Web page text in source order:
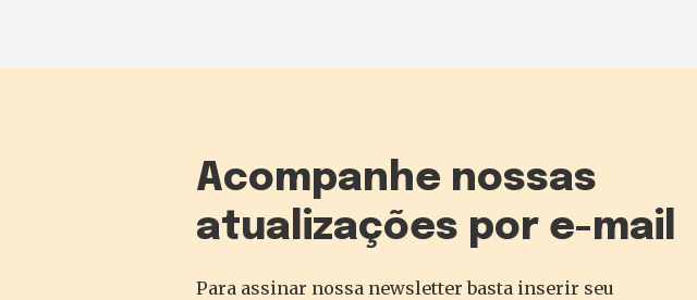
Acompanhe nossas
atualizações por e-mail
Para assinar nossa newsletter basta inserir seu